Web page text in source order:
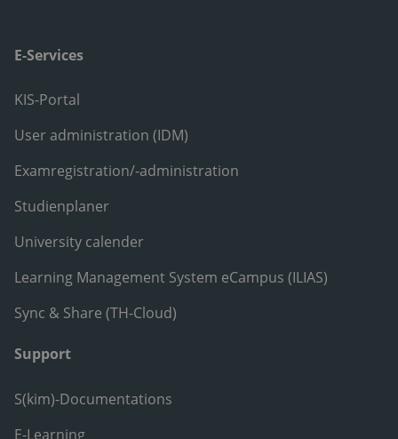
E-Services
KIS-Portal
User administration (IDM)
Examregistration/-administration
Studienplaner
University calender
Learning Management System eCampus (ILIAS)
Sync & Share (TH-Cloud)
Support
S(kim)-Documentations
E-Learning